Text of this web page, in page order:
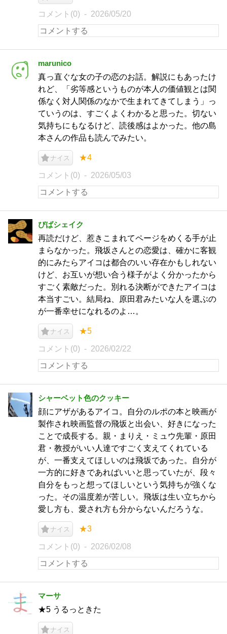
コメント(0) 2026/05/20
marunico
真っ直ぐな女の子の恋のお話。解説にもあったけ
れど、「劣等感というものが本人の価値観とは関
係なく対人関係のなかで生まれてきてしまう」っ
ていうのは、すごくよくわかると思った。切ない
気持ちにもなるけど、読後感はよかった。他の島
本さんの作品も読んでみたい。
ナイス ★4
コメント(0) 2026/05/03
ぴばシェイク
再読だけど、惹きこまれてページをめくる手が止
まらなかった。飛坂さんとの恋愛は、確かに客観
的にみたらアイコは都合のいい存在かもしれない
けど、お互いが想い合う様子がよく分かったから
すごく素敵だった。別れる決断ができたアイコは
本当すごい。結局ね、原田君みたいな人を選ぶの
が一番幸せになれるのよ…。
ナイス ★5
コメント(0) 2026/02/22
シャーベット色のクッキー
顔にアザがあるアイコ。自分のルポの本と映画が
製作され映画監督の飛坂と出会い、好きになった
ことで成長する。親・まりえ・ミュウ先輩・原田
君・教授がいい人達ですごく支えてくれている
が、一番支えてほしいのは飛坂であった。自分が
一方的に好きであればいいと思っていたが、段々
自分をもっと想ってほしいという気持ちが強くな
った。その温度差が苦しい。飛坂は生い立ちから
愛し方も、愛され方も分からないんだろうな。
ナイス ★3
コメント(0) 2026/02/08
マーサ
★5 うるっときた
ナイス